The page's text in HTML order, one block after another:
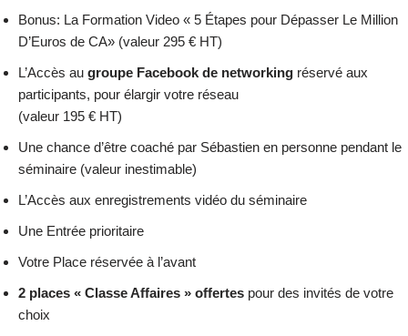
Bonus: La Formation Video « 5 Étapes pour Dépasser Le Million
D’Euros de CA» (valeur 295 € HT)
L’Accès au groupe Facebook de networking réservé aux
participants, pour élargir votre réseau
(valeur 195 € HT)
Une chance d’être coaché par Sébastien en personne pendant le
séminaire (valeur inestimable)
L’Accès aux enregistrements vidéo du séminaire
Une Entrée prioritaire
Votre Place réservée à l’avant
2 places « Classe Affaires » offertes pour des invités de votre
choix